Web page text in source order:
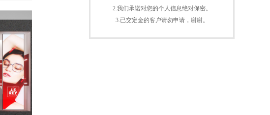
2.我们承诺对您的个人信息绝对保密。
3.已交定金的客户请勿申请，谢谢。